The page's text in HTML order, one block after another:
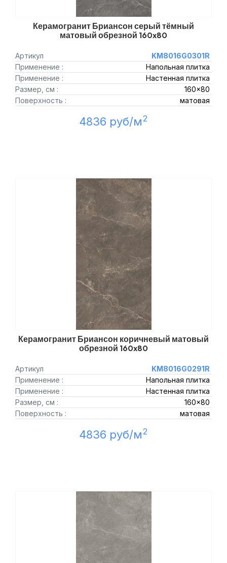
Керамогранит Бриансон серый тёмный
матовый обрезной 160x80
Артикул
KM8016G0301R
Применение :
Напольная плитка
Применение :
Настенная плитка
Размер, см :
160x80
Поверхность :
матовая
4836 руб/м2
Керамогранит Бриансон коричневый матовый
обрезной 160x80
Артикул
KM8016G0291R
Применение :
Напольная плитка
Применение :
Настенная плитка
Размер, см :
160x80
Поверхность :
матовая
4836 руб/м2